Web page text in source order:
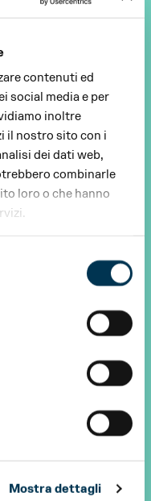
contenuti ed
social media e per
inoltre
il nostro sito con i
dei dati web,
combinarle
loro o che hanno
Mostra dettagli